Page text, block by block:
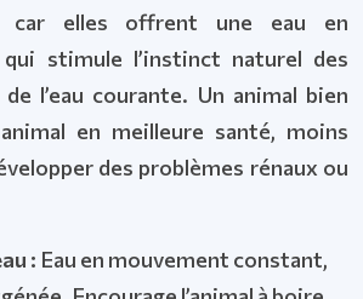
car elles offrent une eau en
stimule l’instinct naturel des
l’eau courante. Un animal bien
en meilleure santé, moins
des problèmes rénaux ou
: Eau en mouvement constant,